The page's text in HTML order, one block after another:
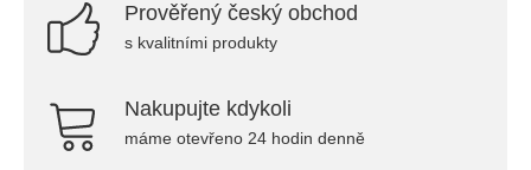
Prověřený český obchod
s kvalitními produkty
Nakupujte kdykoli
máme otevřeno 24 hodin denně